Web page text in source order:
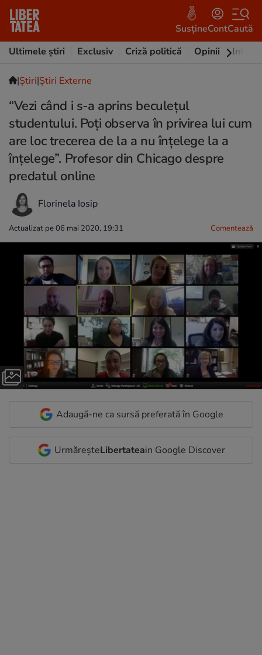
SusțineContCaută
Ultimele știri
Exclusiv Criză politică Opinii
|Ştiri|Știri Externe
“Vezi când i s-a aprins beculețul
studentului. Poți observa în privirea lui cum
are loc trecerea de la a nu înțelege la a
înțelege”. Profesor din Chicago despre
predatul online
Florinela Iosip
Actualizat pe 06 mai 2020, 19:31 Comentează
Adaugă-ne ca sursă preferată în Google
UrmăreșteLibertateain Google Discover